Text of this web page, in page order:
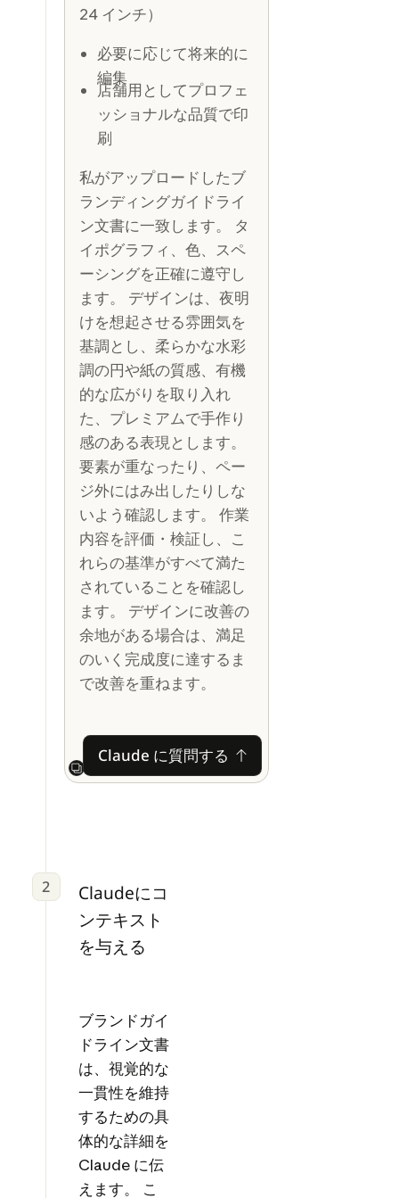
24 インチ）
必要に応じて将来的に
編集
店舗用としてプロフェ
ッショナルな品質で印
刷
私がアップロードしたブ
ランディングガイドライ
ン文書に一致します。 タ
イポグラフィ、色、スペ
ーシングを正確に遵守し
ます。 デザインは、夜明
けを想起させる雰囲気を
基調とし、柔らかな水彩
調の円や紙の質感、有機
的な広がりを取り入れ
た、プレミアムで手作り
感のある表現とします。
要素が重なったり、ペー
ジ外にはみ出したりしな
いよう確認します。 作業
内容を評価・検証し、こ
れらの基準がすべて満た
されていることを確認し
ます。 デザインに改善の
余地がある場合は、満足
のいく完成度に達するま
で改善を重ねます。
Next
Claude に質問する
Claude に質問する
2
Claudeにコ
ンテキスト
を与える
ブランドガイ
ドライン文書
は、視覚的な
一貫性を維持
するための具
体的な詳細を
Claude に伝
えます。 こ